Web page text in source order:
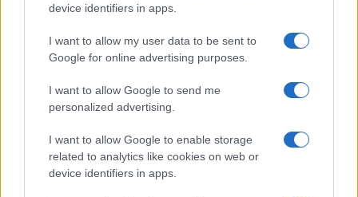
device identifiers in apps.
I want to allow my user data to be sent to
Google for online advertising purposes.
I want to allow Google to send me
personalized advertising.
I want to allow Google to enable storage
related to analytics like cookies on web or
device identifiers in apps.
Cómo protegerse del golpe de calor con
hábitos y señales esenciales
El golpe de calor es una emergencia médica…
SALUD Y BIENESTAR